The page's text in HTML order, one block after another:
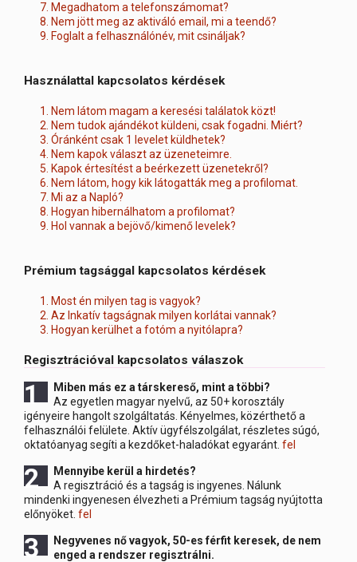
7. Megadhatom a telefonszámomat?
8. Nem jött meg az aktiváló email, mi a teendő?
9. Foglalt a felhasználónév, mit csináljak?
Használattal kapcsolatos kérdések
1. Nem látom magam a keresési találatok közt!
2. Nem tudok ajándékot küldeni, csak fogadni. Miért?
3. Óránként csak 1 levelet küldhetek?
4. Nem kapok választ az üzeneteimre.
5. Kapok értesítést a beérkezett üzenetekről?
6. Nem látom, hogy kik látogatták meg a profilomat.
7. Mi az a Napló?
8. Hogyan hibernálhatom a profilomat?
9. Hol vannak a bejövő/kimenő levelek?
Prémium tagsággal kapcsolatos kérdések
1. Most én milyen tag is vagyok?
2. Az Inkatív tagságnak milyen korlátai vannak?
3. Hogyan kerülhet a fotóm a nyitólapra?
Regisztrációval kapcsolatos válaszok
1 Miben más ez a társkereső, mint a többi?
Az egyetlen magyar nyelvű, az 50+ korosztály
igényeire hangolt szolgáltatás. Kényelmes, közérthető a
felhasználói felülete. Aktív ügyfélszolgálat, részletes súgó,
oktatóanyag segíti a kezdőket-haladókat egyaránt. fel
2 Mennyibe kerül a hirdetés?
A regisztráció és a tagság is ingyenes. Nálunk
mindenki ingyenesen élvezheti a Prémium tagság nyújtotta
előnyöket. fel
3 Negyvenes nő vagyok, 50-es férfit keresek, de nem
enged a rendszer regisztrálni.